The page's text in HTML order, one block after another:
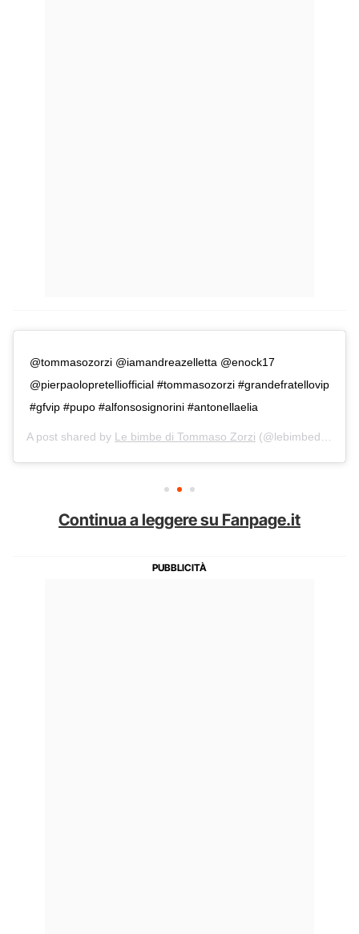
@tommasozorzi @iamandreazelletta @enock17
@pierpaolopretelliofficial #tommasozorzi #grandefratellovip
#gfvip #pupo #alfonsosignorini #antonellaelia
A post shared by Le bimbe di Tommaso Zorzi (@lebimbeditommyzorzi) on
Continua a leggere su Fanpage.it